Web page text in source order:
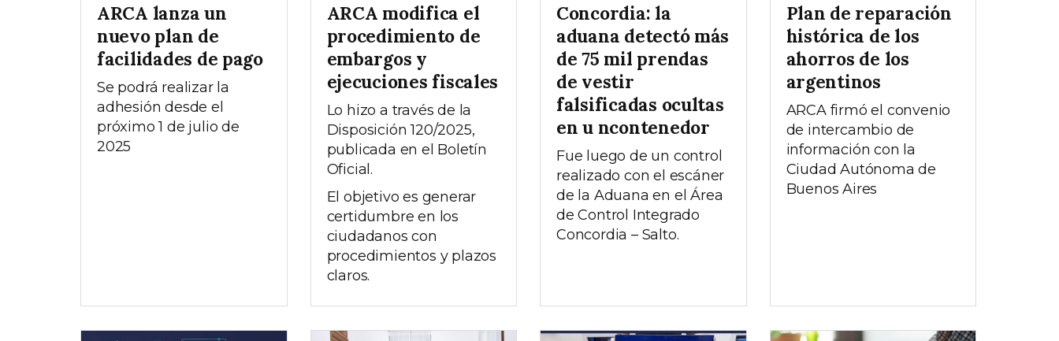
ARCA lanza un
nuevo plan de
facilidades de pago
Se podrá realizar la
adhesión desde el
próximo 1 de julio de
2025
ARCA modifica el
procedimiento de
embargos y
ejecuciones fiscales
Lo hizo a través de la
Disposición 120/2025,
publicada en el Boletín
Oficial.
El objetivo es generar
certidumbre en los
ciudadanos con
procedimientos y plazos
claros.
Concordia: la
aduana detectó más
de 75 mil prendas
de vestir
falsificadas ocultas
en u ncontenedor
Fue luego de un control
realizado con el escáner
de la Aduana en el Área
de Control Integrado
Concordia – Salto.
Plan de reparación
histórica de los
ahorros de los
argentinos
ARCA firmó el convenio
de intercambio de
información con la
Ciudad Autónoma de
Buenos Aires